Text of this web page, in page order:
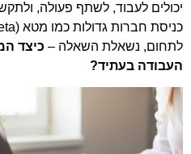
יכולים לעבוד, לשתף פעולה,
לתחום, נשאלת השאלה – כיצד
העבודה בעתיד?